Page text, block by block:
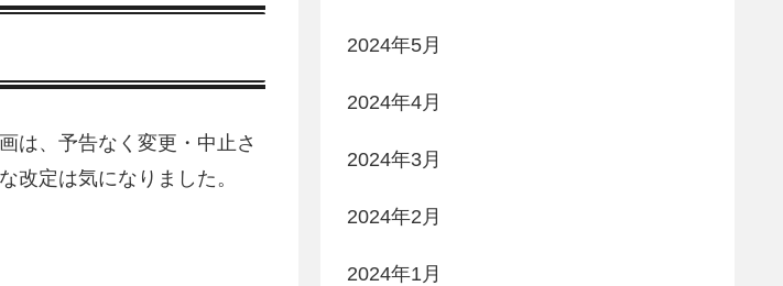
は、予告なく変更・中止さ
改定は気になりました。
2024年5月
2024年4月
2024年3月
2024年2月
2024年1月